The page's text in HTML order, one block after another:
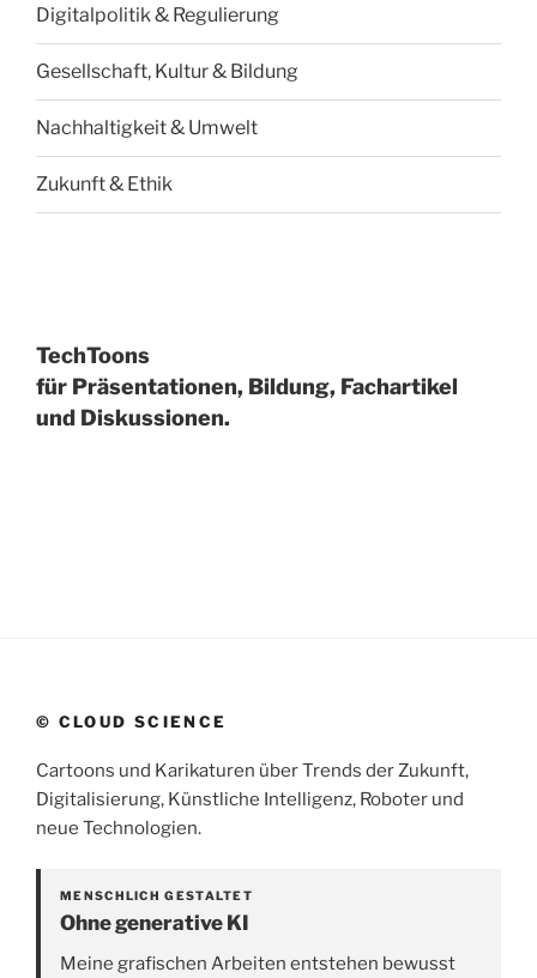
Digitalpolitik & Regulierung
Gesellschaft, Kultur & Bildung
Nachhaltigkeit & Umwelt
Zukunft & Ethik
TechToons
für Präsentationen, Bildung, Fachartikel
und Diskussionen.
© CLOUD SCIENCE
Cartoons und Karikaturen über Trends der Zukunft,
Digitalisierung, Künstliche Intelligenz, Roboter und
neue Technologien.
MENSCHLICH GESTALTET
Ohne generative KI
Meine grafischen Arbeiten entstehen bewusst